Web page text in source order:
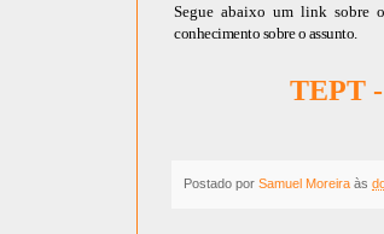
Segue abaixo um link sobre
conhecimento sobre o assunto.
TEPT
Postado por Samuel Moreira às